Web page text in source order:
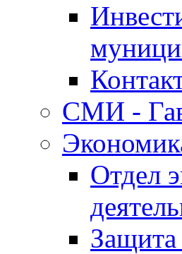
СМИ -
Отдел
Защита